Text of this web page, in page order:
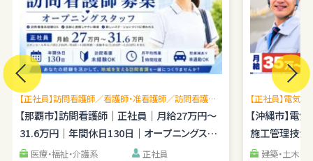
本サービスに関するご意見、お問い合わせの確認・回答
個人情報の第三者への提供
当社は、原則として、ユーザー本人の同意を得ずに個人情報を第三者
に提供しません。提供先・提供情報内容を特定したうえで、ユーザーの
同意を得た場合に限り提供します。
提供する個人情報の項目ユーザーから取得した情報（サービス利用履
歴ほか、閲覧・検索・ブックマーク等あらゆる行動履歴に該当する情報
を含む）のうち、利用目的の達成に必要な範囲の情報項目とします。
提供の手段又は方法書面もしくは電磁的な方法による送付または送
【正社員】訪問看護師／看護師・准看護師／訪問看護未
経験OK／月平均残業1時間程度／駐車場あり
【那覇市】訪問看護師｜正社員｜月給27万円～
31.6万円｜年間休日130日｜オープニングスタ
ッフ医療・福祉・介護系
正社員
【正社員】電気
理経験を広げら
【沖縄市】電
施工管理技
建築・土木・